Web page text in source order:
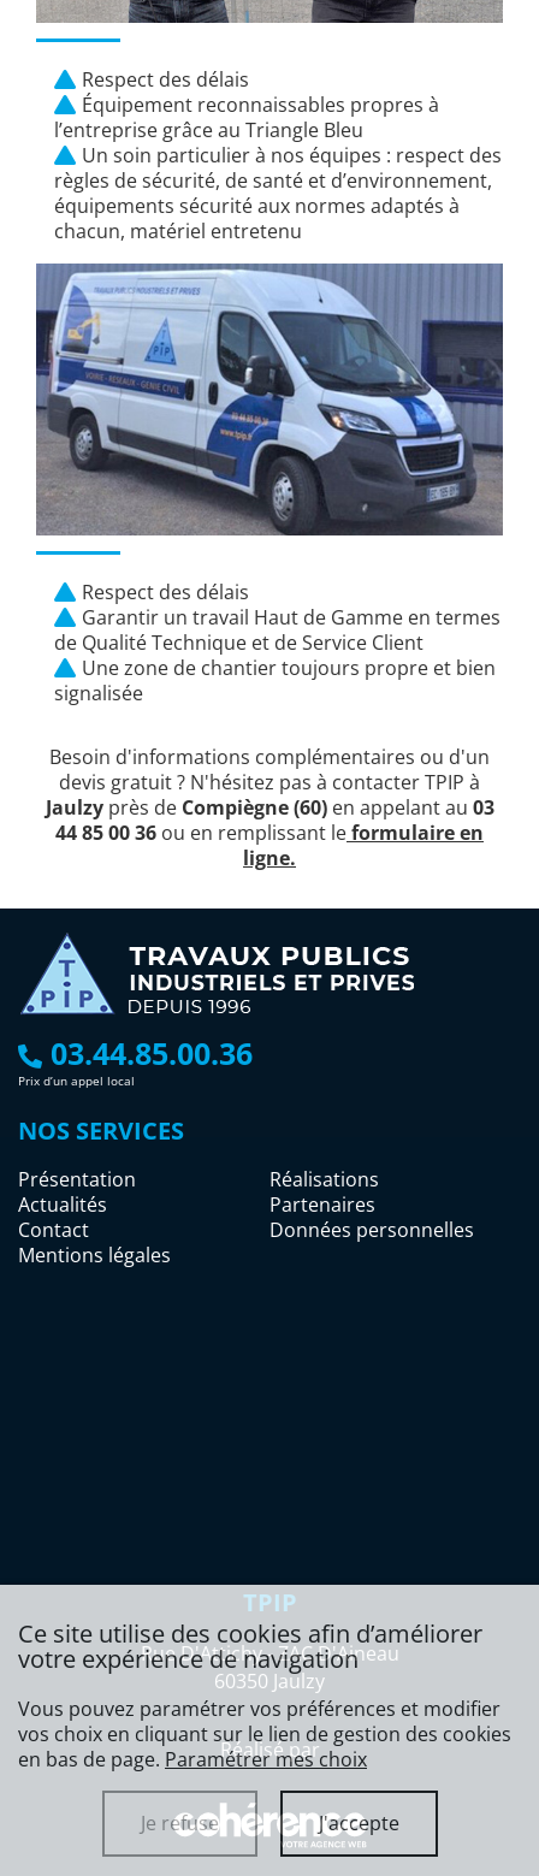
Respect des délais
Équipement reconnaissables propres à
l’entreprise grâce au Triangle Bleu
Un soin particulier à nos équipes : respect des
règles de sécurité, de santé et d’environnement,
équipements sécurité aux normes adaptés à
chacun, matériel entretenu
Respect des délais
Garantir un travail Haut de Gamme en termes
de Qualité Technique et de Service Client
Une zone de chantier toujours propre et bien
signalisée
Besoin d'informations complémentaires ou d'un
devis gratuit ? N'hésitez pas à contacter TPIP à
Jaulzy près deCompiègne (60) en appelant au 03
44 85 00 36 ou en remplissant leformulaire en
ligne.
03.44.85.00.36
Prix d’un appel local
NOS SERVICES
Présentation
Réalisations
Actualités
Partenaires
Contact
Données personnelles
Mentions légales
TPIP
Rue D'Attichy - ZAC D'Aineau
60350 Jaulzy
Réalisé par
Ce site utilise des cookies afin d’améliorer
votre expérience de navigation
Vous pouvez paramétrer vos préférences et modifier
vos choix en cliquant sur le lien de gestion des cookies
en bas de page. Paramétrer mes choix
Je refuse J'accepte